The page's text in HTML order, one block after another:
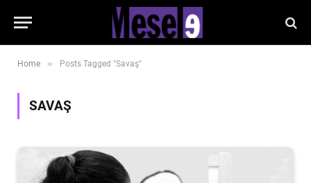
Home » Posts Tagged "Savaş"
SAVAŞ